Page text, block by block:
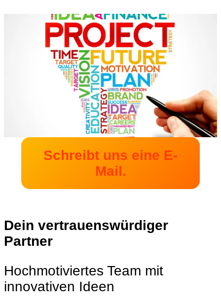
Schreibt uns eine E-
Mail.
Dein vertrauenswürdiger
Partner
Hochmotiviertes Team mit
innovativen Ideen